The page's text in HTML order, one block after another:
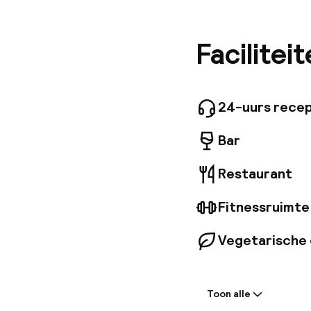
afstand
gasten
gemak
24-uurs
Bar
Restaurant
Toon alle